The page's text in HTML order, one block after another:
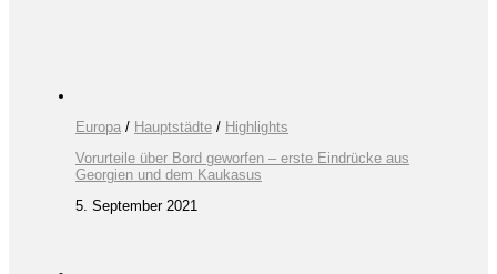
Europa / Hauptstädte / Highlights
Vorurteile über Bord geworfen – erste Eindrücke aus
Georgien und dem Kaukasus
5. September 2021